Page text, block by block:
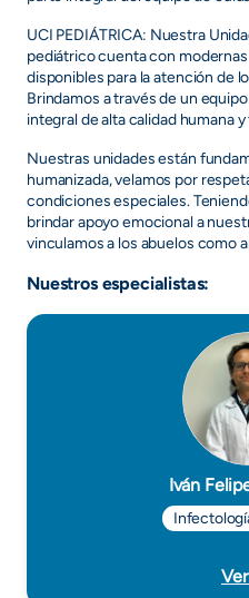
UCI PEDIÁTRICA: Nuestra
pediátrico cuenta con
disponibles para la atención de
Brindamos a través de un
integral de alta calidad humana
Nuestras unidades están
humanizada, velamos por
condiciones especiales.
brindar apoyo emocional a
vinculamos a los abuelos como
Nuestros especialistas:
Iván